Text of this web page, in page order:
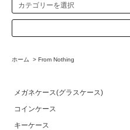
ホーム > From Nothing
メガネケース(グラスケース)
コインケース
キーケース